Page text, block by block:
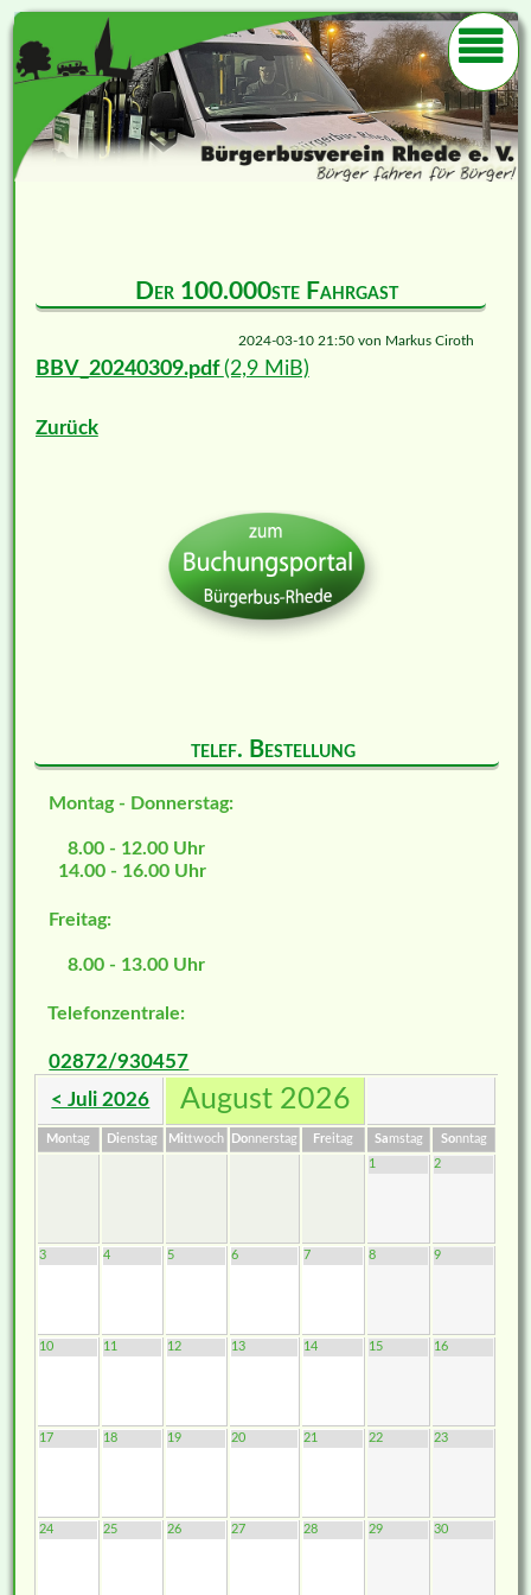
Der 100.000ste Fahrgast
2024-03-10 21:50 von Markus Ciroth
BBV_20240309.pdf(2,9 MiB)
Zurück
telef. Bestellung
Montag - Donnerstag:
8.00 - 12.00 Uhr
14.00 - 16.00 Uhr
Freitag:
8.00 - 13.00 Uhr
Telefonzentrale:
02872/930457
< Juli 2026 August 2026
Montag Dienstag Mittwoch Donnerstag Freitag Samstag Sonntag
1
2
3 4 5 6 7 8 9
10 11 12 13 14 15 16
17 18 19 20 21 22 23
24 25 26 27 28 29 30